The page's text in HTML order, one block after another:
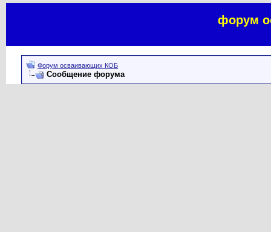
форум
Форум осваивающих КОБ
Сообщение форума